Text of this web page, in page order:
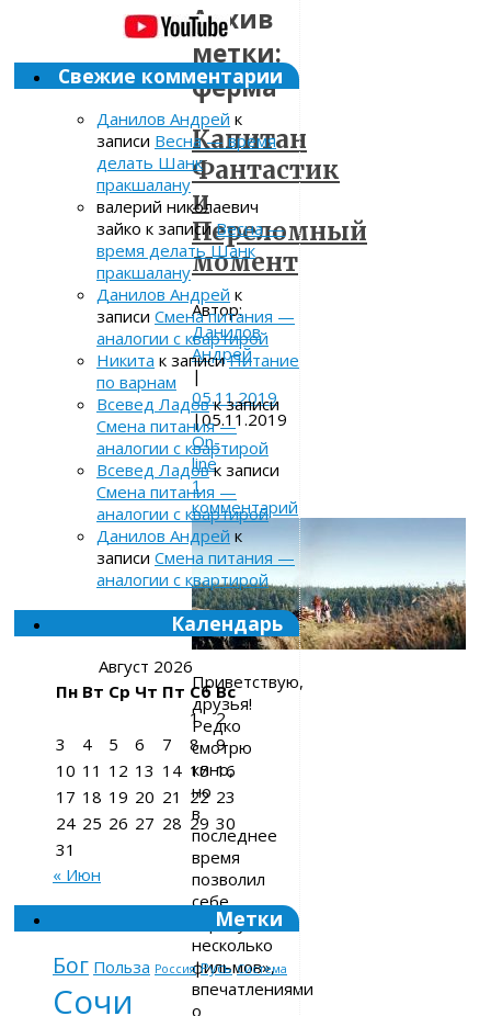
Архив
метки:
ферма
Капитан
Фантастик
и
Переломный
момент
Автор:
Данилов
Андрей
|
05.11.2019
|05.11.2019
On-
line
1
комментарий
Приветствую,
друзья!
Редко
смотрю
кино,
но
в
последнее
время
позволил
себе
«пропустить
несколько
фильмов»,
впечатлениями
о
Свежие комментарии
Данилов Андрей к
записи Весна — время
делать Шанк
пракшалану
валерий николаевич
зайко к записиВесна —
время делать Шанк
пракшалану
Данилов Андрей к
записи Смена питания —
аналогии с квартирой
Никита к записиПитание
по варнам
Всевед Ладовк записи
Смена питания —
аналогии с квартирой
Всевед Ладовк записи
Смена питания —
аналогии с квартирой
Данилов Андрейк
записи Смена питания —
аналогии с квартирой
Календарь
Август 2026
Пн Вт Ср Чт Пт Сб Вс
1
2
3
4 5 6 7 8
9
10 11 12 13 14 15 16
17 18 19 20 21 22 23
24 25 26 27 28 29 30
31
« Июн
Метки
Бог Польза Россия Русь Система
Сочи